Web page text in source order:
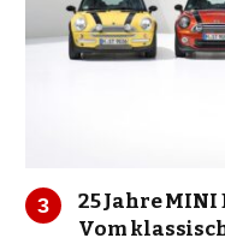
25 Jahre MINI
Vom